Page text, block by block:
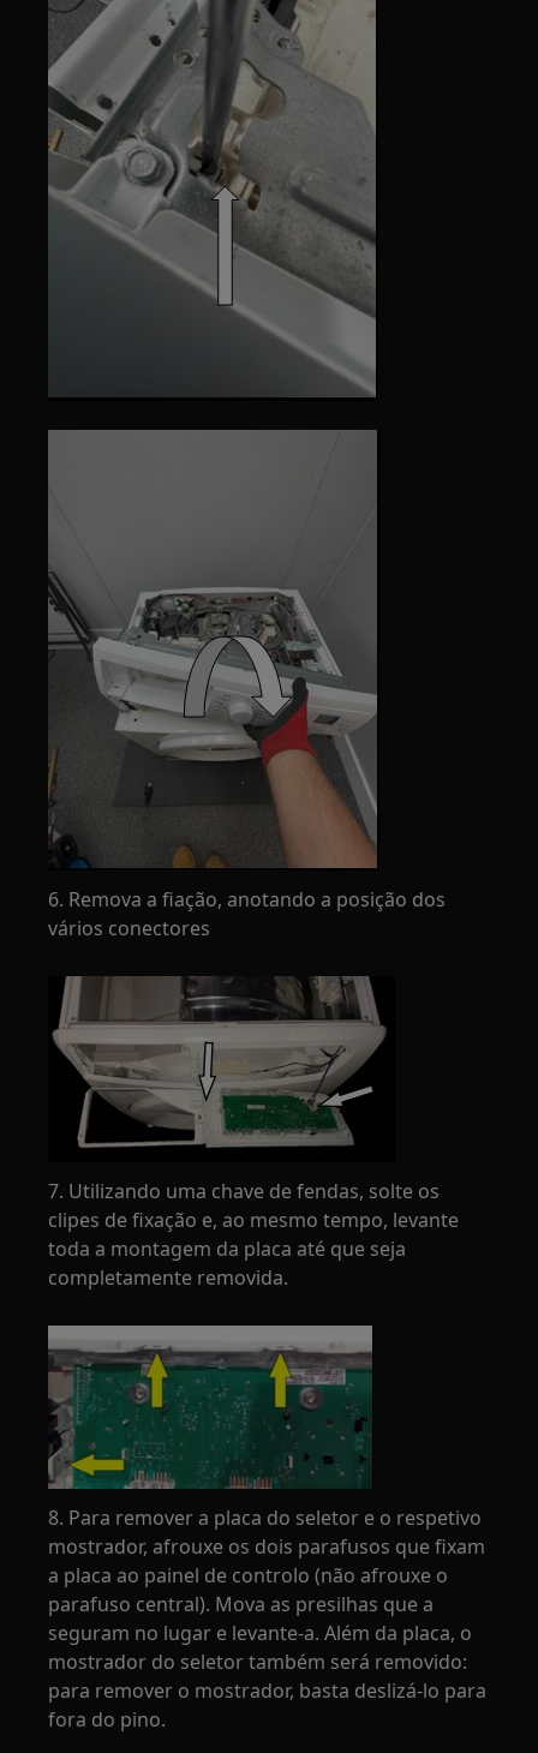
6. Remova a fiação, anotando a posição dos
vários conectores
7. Utilizando uma chave de fendas, solte os
clipes de fixação e, ao mesmo tempo, levante
toda a montagem da placa até que seja
completamente removida.
8. Para remover a placa do seletor e o respetivo
mostrador, afrouxe os dois parafusos que fixam
a placa ao painel de controlo (não afrouxe o
parafuso central). Mova as presilhas que a
seguram no lugar e levante-a. Além da placa, o
mostrador do seletor também será removido:
para remover o mostrador, basta deslizá-lo para
fora do pino.